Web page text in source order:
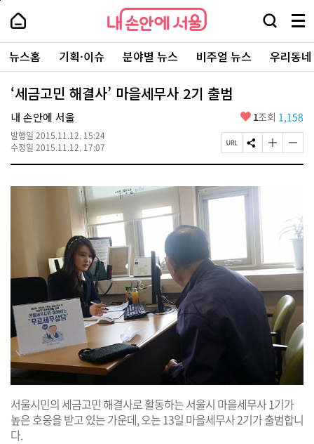
본
로
가
내
손
안
에
서
울
-
서
울
시
대
표
소
포
내
손
에
울
검
창
열
기
메
뉴
전
체
보
주
요
서
뉴스홈 기획·이슈 분야별 뉴스 비주얼 뉴스 우리동
‘세금고민 해결사’ 마을세무사 2기 출범
내 손안에 서울
발행일 2015.11.12. 15:24
수정일 2015.11.12. 17:07
좋
요
1조회 1,158
페
이
U
R
S
N
공
글
자
하
글
자
변
경
하
기
서울시민의 세금고민 해결사로 활동하는 서울시 마을세무사 1기가
높은 호응을 받고 있는 가운데, 오는 13일 마을세무사 2기가 출범합니
다.
페
상
단
로